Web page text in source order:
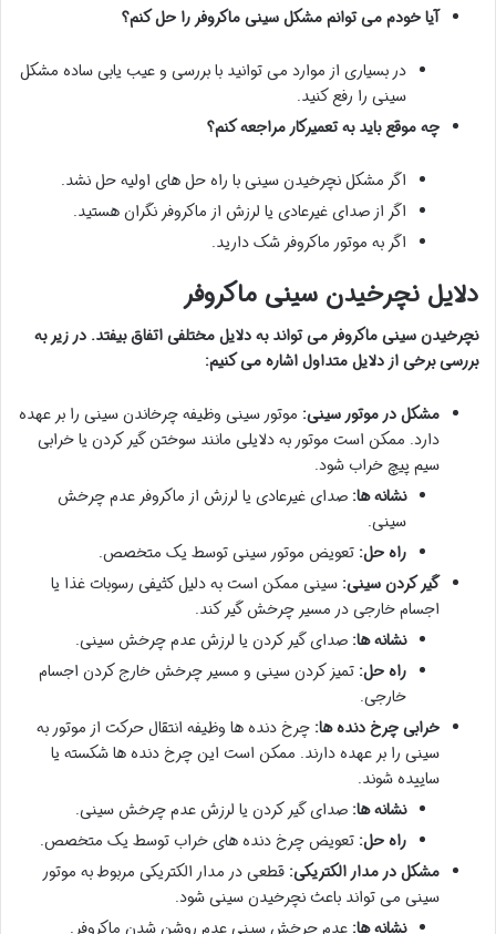
آیا خودم می توانم مشکل سینی ماکروفر را حل کنم؟
در بسیاری از موارد می توانید با بررسی و عیب یابی ساده مشکل
سینی را رفع کنید.
چه موقع باید به تعمیرکار مراجعه کنم؟
اگر مشکل نچرخیدن سینی با راه حل های اولیه حل نشد.
اگر از صدای غیرعادی یا لرزش از ماکروفر نگران هستید.
اگر به موتور ماکروفر شک دارید.
دلایل نچرخیدن سینی ماکروفر
نچرخیدن سینی ماکروفر می تواند به دلایل مختلفی اتفاق بیفتد. در زیر به
بررسی برخی از دلایل متداول اشاره می کنیم:
مشکل در موتور سینی: موتور سینی وظیفه چرخاندن سینی را بر عهده
دارد. ممکن است موتور به دلایلی مانند سوختن گیر کردن یا خرابی
سیم پیچ خراب شود.
نشانه ها: صدای غیرعادی یا لرزش از ماکروفر عدم چرخش
سینی.
راه حل: تعویض موتور سینی توسط یک متخصص.
گیر کردن سینی: سینی ممکن است به دلیل کثیفی رسوبات غذا یا
اجسام خارجی در مسیر چرخش گیر کند.
نشانه ها: صدای گیر کردن یا لرزش عدم چرخش سینی.
راه حل: تمیز کردن سینی و مسیر چرخش خارج کردن اجسام
خارجی.
خرابی چرخ دنده ها: چرخ دنده ها وظیفه انتقال حرکت از موتور به
سینی را بر عهده دارند. ممکن است این چرخ دنده ها شکسته یا
ساییده شوند.
نشانه ها: صدای گیر کردن یا لرزش عدم چرخش سینی.
راه حل: تعویض چرخ دنده های خراب توسط یک متخصص.
مشکل در مدار الکتریکی: قطعی در مدار الکتریکی مربوط به موتور
سینی می تواند باعث نچرخیدن سینی شود.
نشانه ها: عدم چرخش سینی عدم روشن شدن ماکروفر.